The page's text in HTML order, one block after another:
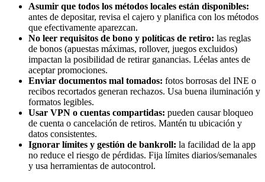
Asumir que todos los métodos locales están disponibles:
antes de depositar, revisa el cajero y planifica con los métodos
que efectivamente aparezcan.
No leer requisitos de bono y políticas de retiro: las reglas
de bonos (apuestas máximas, rollover, juegos excluidos)
impactan la posibilidad de retirar ganancias. Léelas antes de
aceptar promociones.
Enviar documentos mal tomados: fotos borrosas del INE o
recibos recortados generan rechazos. Usa buena iluminación y
formatos legibles.
Usar VPN o cuentas compartidas: pueden causar bloqueo
de cuenta o cancelación de retiros. Mantén tu ubicación y
datos consistentes.
Ignorar límites y gestión de bankroll: la facilidad de la app
no reduce el riesgo de pérdidas. Fija límites diarios/semanales
y usa herramientas de autocontrol.